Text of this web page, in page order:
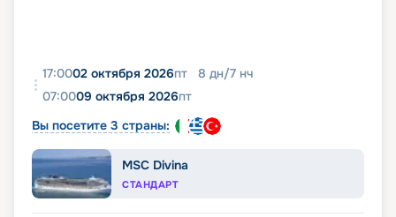
17:0002 октября 2026пт 8 дн/7 нч
07:0009 октября 2026пт
Вы посетите 3 страны:
MSC Divina
СТАНДАРТ